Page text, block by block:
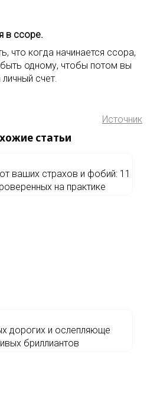
в ссоре.
что когда начинается ссора,
одному, чтобы потом вы
счет.
Источник
статьи
ваших страхов и фобий: 11
на практике
дорогих и ослепляюще
бриллиантов